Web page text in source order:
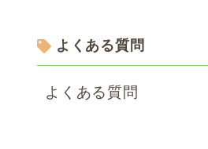
よくある質問
よくある質問